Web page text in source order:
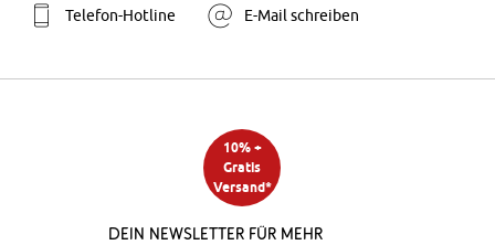
Telefon-Hotline E-Mail schreiben
10% +
Gratis
Versand*
Dein Newsletter für mehr